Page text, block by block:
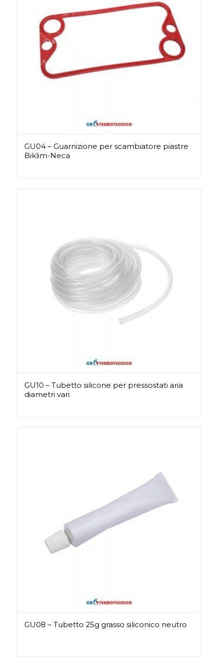
GU04 – Guarnizione per scambiatore piastre
Biklim-Neca
GU10 – Tubetto silicone per pressostati aria
diametri vari
GU08 – Tubetto 25g grasso siliconico neutro